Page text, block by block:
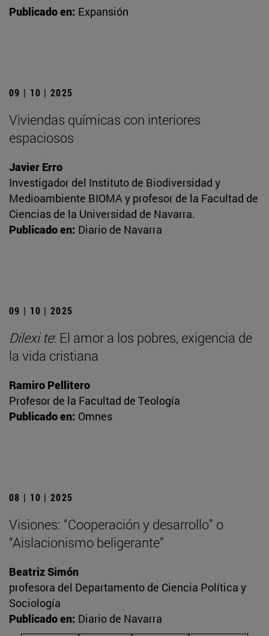
Publicado en: Expansión
09 | 10 | 2025
Viviendas químicas con interiores
espaciosos
Javier Erro
Investigador del Instituto de Biodiversidad y
Medioambiente BIOMA y profesor de la Facultad de
Ciencias de la Universidad de Navarra.
Publicado en: Diario de Navarra
09 | 10 | 2025
Dilexi te: El amor a los pobres, exigencia de
la vida cristiana
Ramiro Pellitero
Profesor de la Facultad de Teología
Publicado en: Omnes
08 | 10 | 2025
Visiones: “Cooperación y desarrollo” o
“Aislacionismo beligerante”
Beatriz Simón
profesora del Departamento de Ciencia Política y
Sociología
Publicado en: Diario de Navarra